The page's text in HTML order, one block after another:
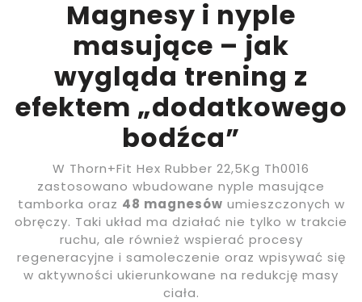
Magnesy i nyple
masujące – jak
wygląda trening z
efektem „dodatkowego
bodźca”
W Thorn+Fit Hex Rubber 22,5Kg Th0016
zastosowano wbudowane nyple masujące
tamborka oraz 48 magnesów umieszczonych w
obręczy. Taki układ ma działać nie tylko w trakcie
ruchu, ale również wspierać procesy
regeneracyjne i samoleczenie oraz wpisywać się
w aktywności ukierunkowane na redukcję masy
ciała.